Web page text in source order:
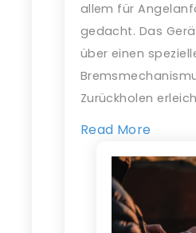
allem für
gedacht. Das
über einen
Zurückholen
Read More